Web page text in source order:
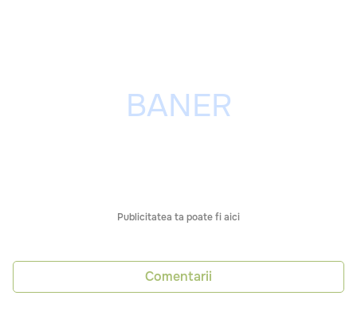
Publicitatea ta poate fi aici
Comentarii